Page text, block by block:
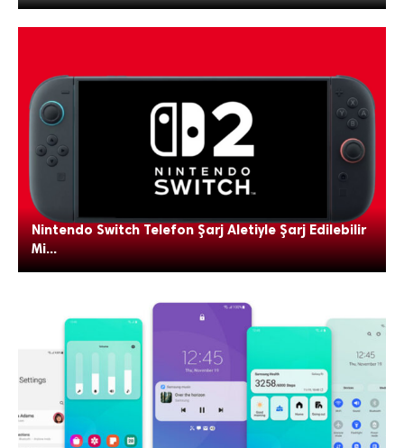
Nintendo Switch Telefon Şarj Aletiyle Şarj Edilebilir
Mi...